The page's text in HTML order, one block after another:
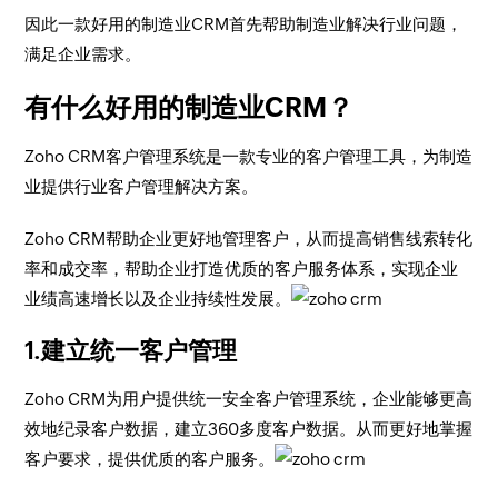
因此一款好用的制造业CRM首先帮助制造业解决行业问题，
满足企业需求。
有什么好用的制造业CRM？
Zoho CRM客户管理系统是一款专业的客户管理工具，为制造
业提供行业客户管理解决方案。
Zoho CRM帮助企业更好地管理客户，从而提高销售线索转化
率和成交率，帮助企业打造优质的客户服务体系，实现企业
业绩高速增长以及企业持续性发展。
1.建立统一客户管理
Zoho CRM为用户提供统一安全客户管理系统，企业能够更高
效地纪录客户数据，建立360多度客户数据。从而更好地掌握
客户要求，提供优质的客户服务。